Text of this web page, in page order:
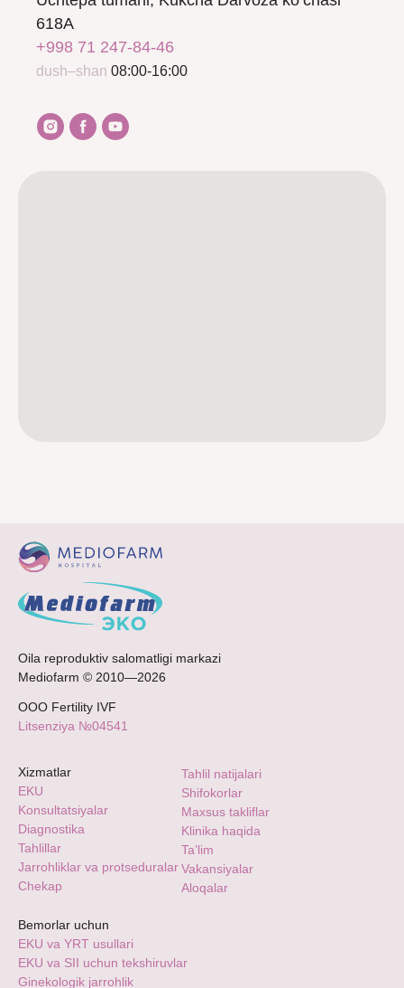
618A
+998 71 247-84-46
dush–shan 08:00-16:00
ООО Fertility IVF
Litsenziya №04541
Tahlil natijalari
Shifokorlar
Maxsus takliflar
Klinika haqida
Ta’lim
Vakansiyalar
Aloqalar
Bemorlar uchun
EKU va YRT usullari
EKU va SII uchun tekshiruvlar
Ginekologik jarrohlik
Xizmatlar
EKU
Konsultatsiyalar
Diagnostika
Tahlillar
Jarrohliklar va protseduralar
Chekap
Oila reproduktiv salomatligi markazi
Mediofarm © 2010—2026